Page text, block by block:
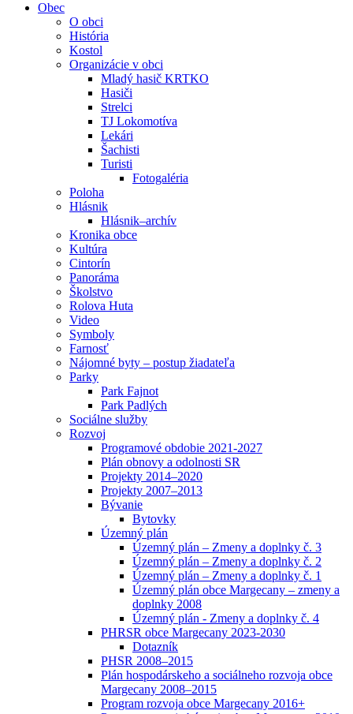
Obec
O obci
História
Kostol
Organizácie v obci
Mladý hasič KRTKO
Hasiči
Strelci
TJ Lokomotíva
Lekári
Šachisti
Turisti
Fotogaléria
Poloha
Hlásnik
Hlásnik–archív
Kronika obce
Kultúra
Cintorín
Panoráma
Školstvo
Rolova Huta
Video
Symboly
Farnosť
Nájomné byty – postup žiadateľa
Parky
Park Fajnot
Park Padlých
Sociálne služby
Rozvoj
Programové obdobie 2021-2027
Plán obnovy a odolnosti SR
Projekty 2014–2020
Projekty 2007–2013
Bývanie
Bytovky
Územný plán
Územný plán – Zmeny a doplnky č. 3
Územný plán – Zmeny a doplnky č. 2
Územný plán – Zmeny a doplnky č. 1
Územný plán obce Margecany – zmeny a
doplnky 2008
Územný plán - Zmeny a doplnky č. 4
PHRSR obce Margecany 2023-2030
Dotazník
PHSR 2008–2015
Plán hospodárskeho a sociálneho rozvoja obce
Margecany 2008–2015
Program rozvoja obce Margecany 2016+